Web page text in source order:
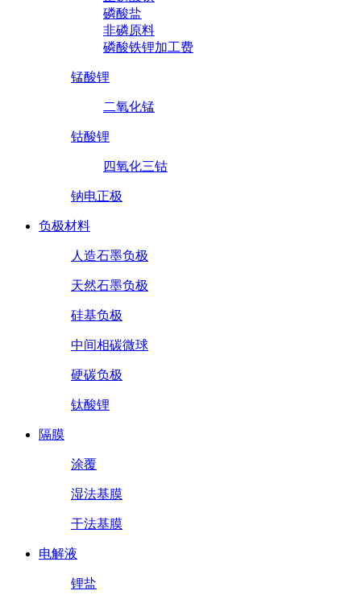
磷酸盐
非磷原料
磷酸铁锂加工费
锰酸锂
二氧化锰
钴酸锂
四氧化三钴
钠电正极
负极材料
人造石墨负极
天然石墨负极
硅基负极
中间相碳微球
硬碳负极
钛酸锂
隔膜
涂覆
湿法基膜
干法基膜
电解液
锂盐